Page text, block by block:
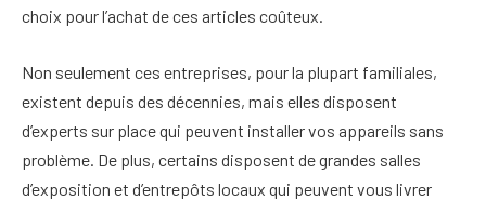
choix pour l’achat de ces articles coûteux.
Non seulement ces entreprises, pour la plupart familiales,
existent depuis des décennies, mais elles disposent
d’experts sur place qui peuvent installer vos appareils sans
problème. De plus, certains disposent de grandes salles
d’exposition et d’entrepôts locaux qui peuvent vous livrer